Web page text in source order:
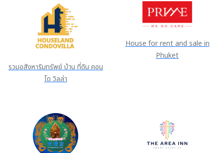
รวมอสังหาริมทรัพย์ บ้าน ที่ดิน คอน
โด วิลล่า
House for rent and sale in
Phuket